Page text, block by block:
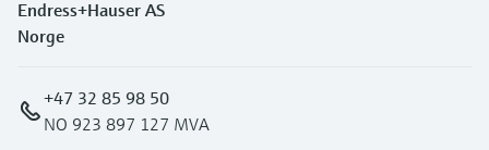
Endress+Hauser AS
Norge
+47 32 85 98 50
NO 923 897 127 MVA